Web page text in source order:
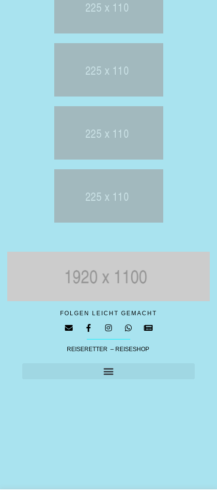
FOLGEN LEICHT GEMACHT
REISERETTER – REISESHOP